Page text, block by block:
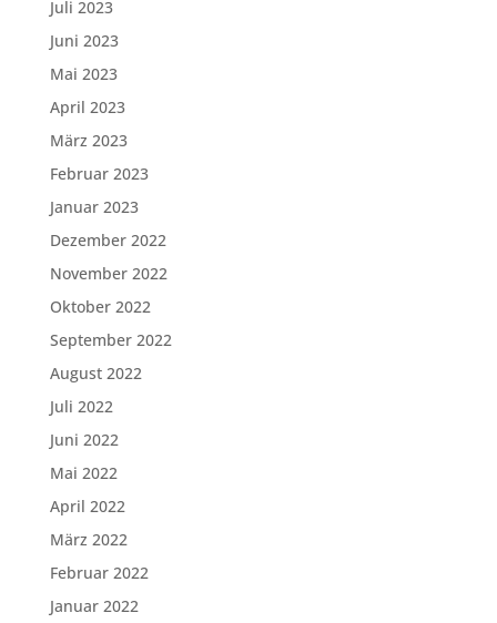
Juli 2023
Juni 2023
Mai 2023
April 2023
März 2023
Februar 2023
Januar 2023
Dezember 2022
November 2022
Oktober 2022
September 2022
August 2022
Juli 2022
Juni 2022
Mai 2022
April 2022
März 2022
Februar 2022
Januar 2022